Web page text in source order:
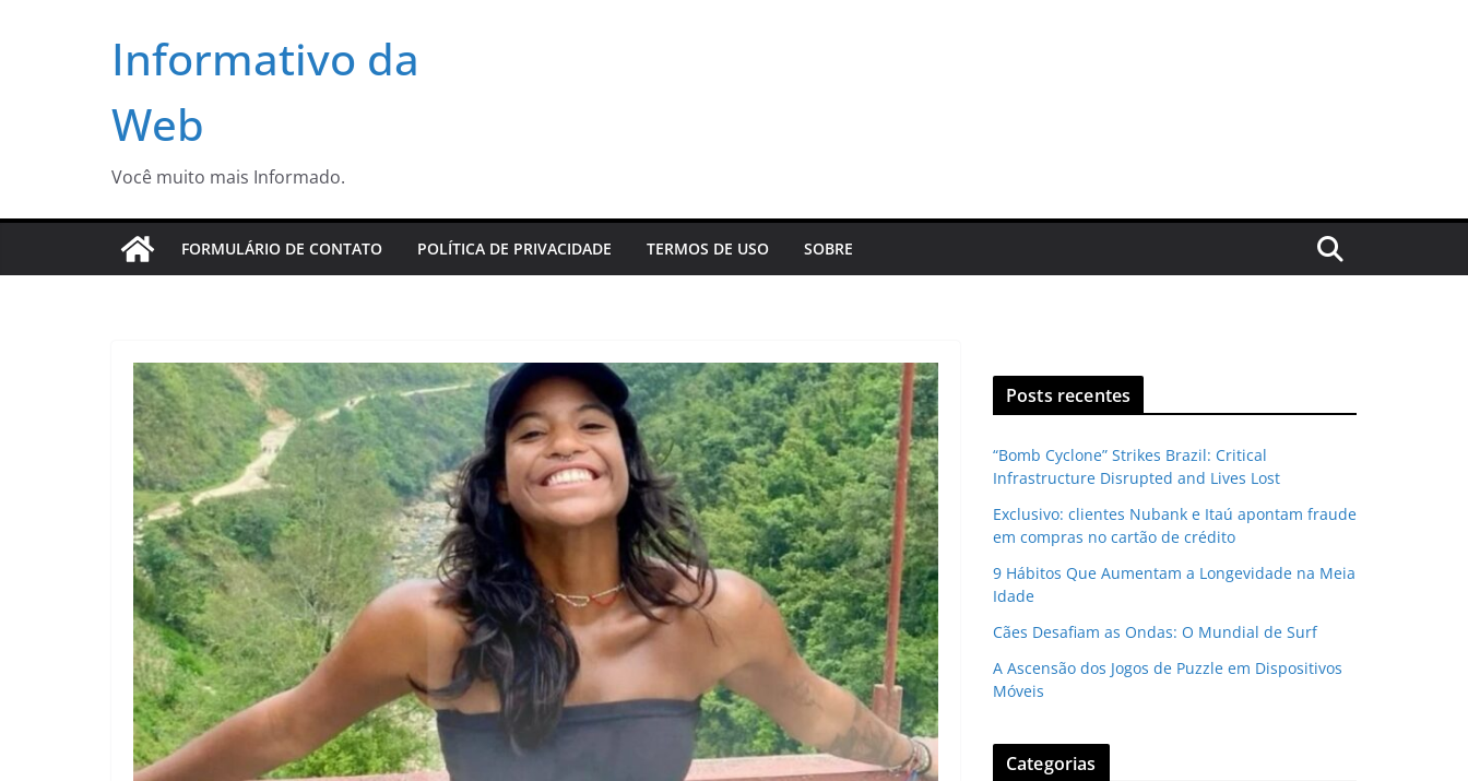
Informativo da
Web
Você muito mais Informado.
FORMULÁRIO DE CONTATO POLÍTICA DE PRIVACIDADE TERMOS DE USO SOBRE
Posts recentes
“Bomb Cyclone” Strikes Brazil: Critical
Infrastructure Disrupted and Lives Lost
Exclusivo: clientes Nubank e Itaú apontam fraude
em compras no cartão de crédito
9 Hábitos Que Aumentam a Longevidade na Meia
Idade
Cães Desafiam as Ondas: O Mundial de Surf
A Ascensão dos Jogos de Puzzle em Dispositivos
Móveis
Categorias